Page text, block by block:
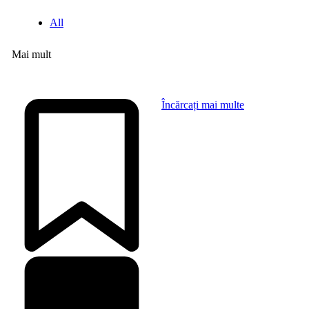
All
Mai mult
Încărcați mai multe